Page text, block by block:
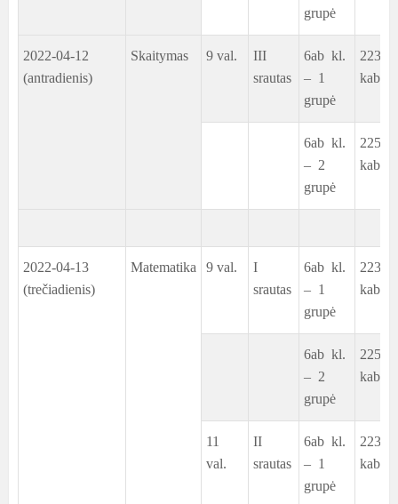
grupė
2022-04-12
(antradienis)
Skaitymas 9 val.
III
srautas
6ab kl.
– 1
grupė
223
kab.
6ab kl.
– 2
grupė
225
kab.
2022-04-13
(trečiadienis)
Matematika 9 val.
I
srautas
6ab kl.
– 1
grupė
223
kab.
6ab kl.
– 2
grupė
225
kab.
11
val.
II
srautas
6ab kl.
– 1
grupė
223
kab.